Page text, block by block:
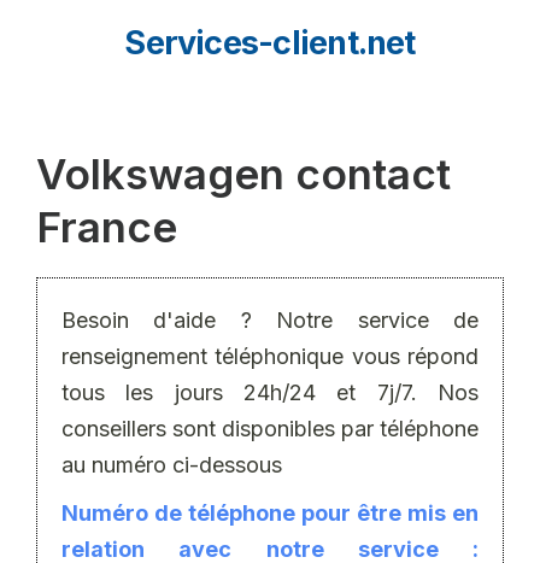
Services-client.net
Volkswagen contact
France
Besoin d'aide ? Notre service de
renseignement téléphonique vous répond
tous les jours 24h/24 et 7j/7. Nos
conseillers sont disponibles par téléphone
au numéro ci-dessous
Numéro de téléphone pour être mis en
relation avec notre service :